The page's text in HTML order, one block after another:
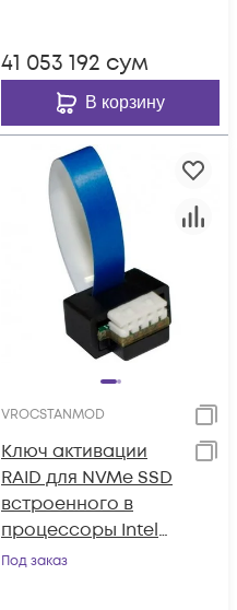
41 053 192 сум
В корзину
VROCSTANMOD
Ключ активации
RAID для NVMe SSD
встроенного в
процессоры Intel
Standard (RAID 0, 1,
Под заказ